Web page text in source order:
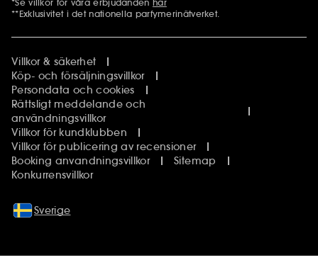
Ytterligare information
*Se villkor för våra erbjudanden här
**Exklusivitet i det nationella parfymerinätverket.
Villkor & säkerhet
Köp- och försäljningsvillkor
Persondata och cookies
Rättsligt meddelande och
användningsvillkor
Villkor för kundklubben
Villkor för publicering av recensioner
Booking anvandningsvillkor
Sitemap
Konkurrensvillkor
Sverige